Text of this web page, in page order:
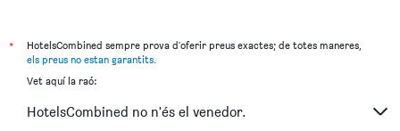
*
HotelsCombined sempre prova d'oferir preus exactes; de totes maneres,
els preus no estan garantits.
Vet aquí la raó:
HotelsCombined no n'és el venedor.